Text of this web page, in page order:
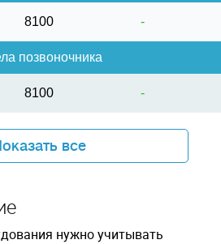
8100 -
позвоночника
8100 -
все
нужно учитывать